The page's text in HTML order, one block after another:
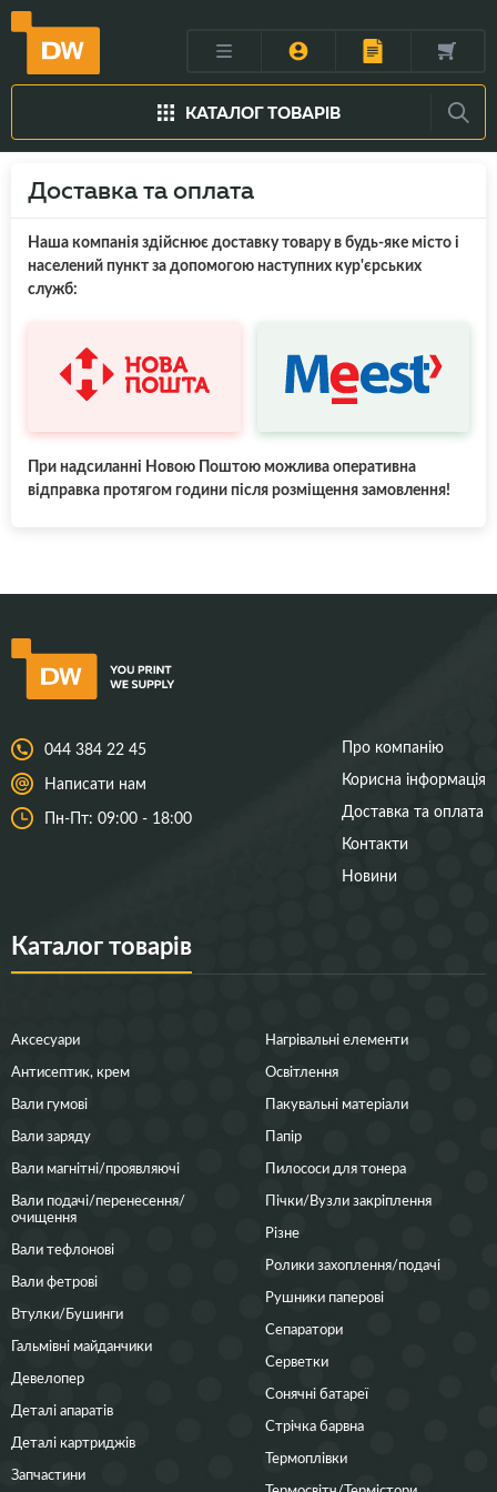
КАТАЛОГ ТОВАРІВ
Доставка та оплата
Наша компанія здійснює доставку товару в будь-яке місто і
населений пункт за допомогою наступних кур'єрських
служб:
При надсиланні Новою Поштою можлива оперативна
відправка протягом години після розміщення замовлення!
044 384 22 45
Написати нам
Пн-Пт: 09:00 - 18:00
Про компанію
Корисна інформація
Доставка та оплата
Контакти
Новини
Каталог товарів
Аксесуари
Антисептик, крем
Вали гумові
Вали заряду
Вали магнітні/проявляючі
Вали подачі/перенесення/
очищення
Вали тефлонові
Вали фетрові
Втулки/Бушинги
Гальмівні майданчики
Девелопер
Деталі апаратів
Деталі картриджів
Запчастини
Нагрівальні елементи
Освітлення
Пакувальні матеріали
Папір
Пилососи для тонера
Пічки/Вузли закріплення
Різне
Ролики захоплення/подачі
Рушники паперові
Сепаратори
Серветки
Сонячні батареї
Стрічка барвна
Термоплівки